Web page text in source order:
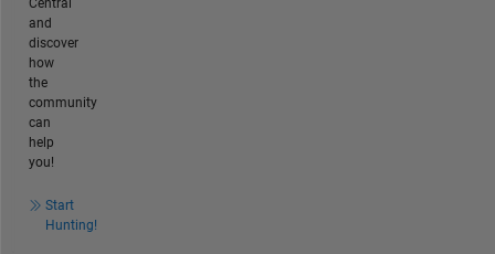
Central
and
discover
how
the
community
can
help
you!
Start
Hunting!